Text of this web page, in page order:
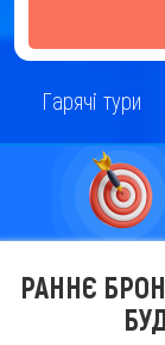
Гарячі тури
РАННЄ